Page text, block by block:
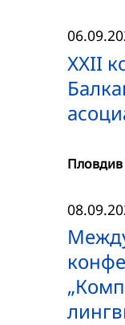
ХХII
Пловдив